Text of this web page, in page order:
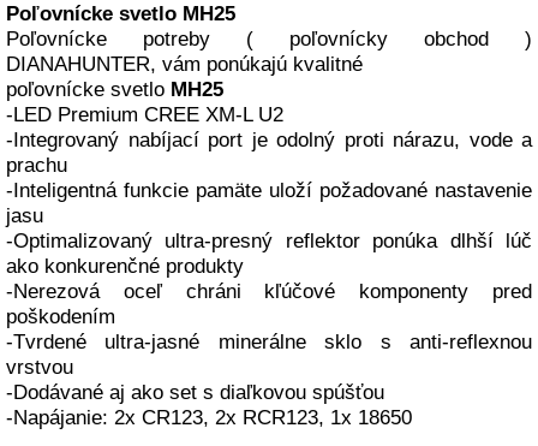
Poľovnícke svetlo MH25
Poľovnícke potreby ( poľovnícky obchod )
DIANAHUNTER, vám ponúkajú kvalitné
poľovnícke svetlo MH25
-LED Premium CREE XM-L U2
-Integrovaný nabíjací port je odolný proti nárazu, vode a
prachu
-Inteligentná funkcie pamäte uloží požadované nastavenie
jasu
-Optimalizovaný ultra-presný reflektor ponúka dlhší lúč
ako konkurenčné produkty
-Nerezová oceľ chráni kľúčové komponenty pred
poškodením
-Tvrdené ultra-jasné minerálne sklo s anti-reflexnou
vrstvou
-Dodávané aj ako set s diaľkovou spúšťou
-Napájanie: 2x CR123, 2x RCR123, 1x 18650